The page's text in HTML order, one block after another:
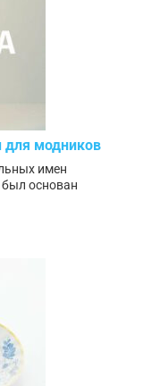
для модников
имен
основан